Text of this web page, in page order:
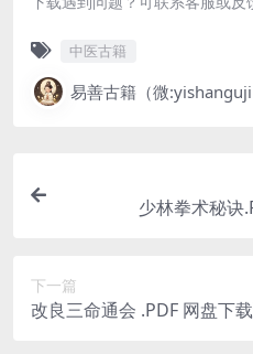
中医古籍
易善古籍（微:yishanguji
少林拳术秘诀
下一篇
改良三命通会 .PDF 网盘下